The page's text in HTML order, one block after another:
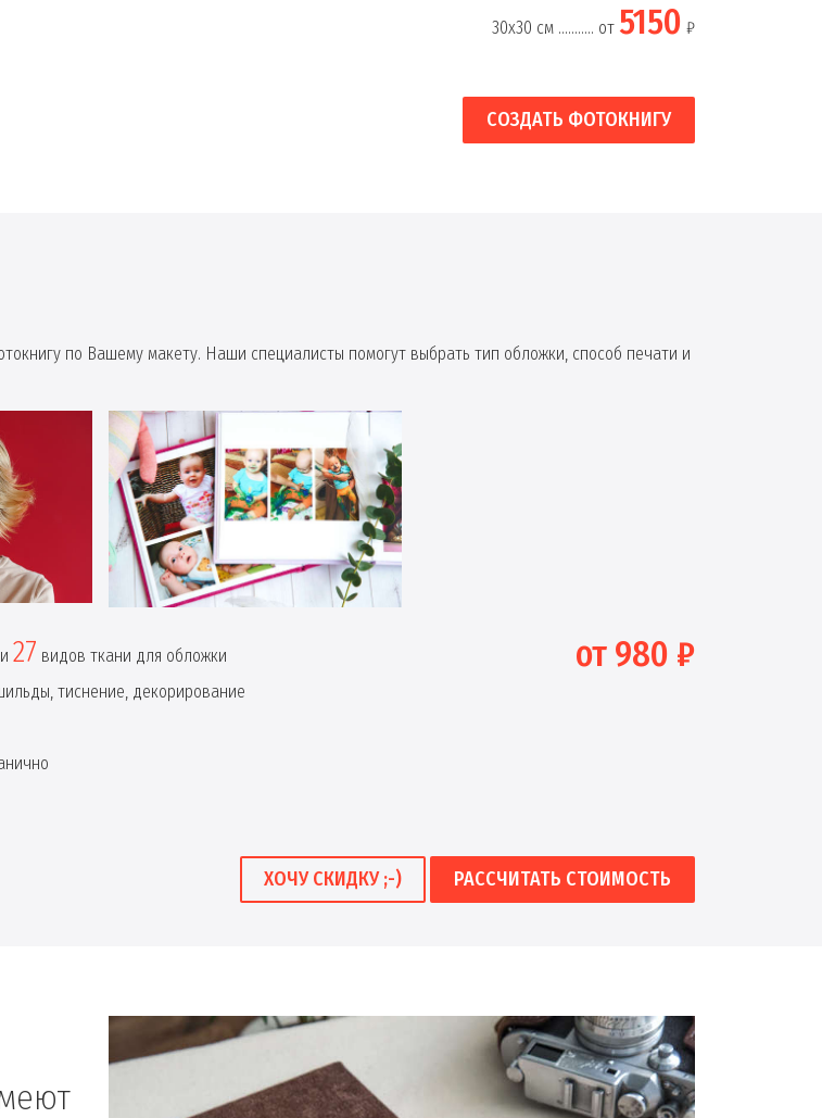
30х30 см ........... от 5150 ₽
СОЗДАТЬ ФОТОКНИГУ
по Вашему макету. Наши специалисты помогут выбрать тип обложки, способ печати и
27 видов ткани для обложки
тиснение, декорирование
от 980 ₽
ХОЧУ СКИДКУ ;-) РАССЧИТАТЬ СТОИМОСТЬ